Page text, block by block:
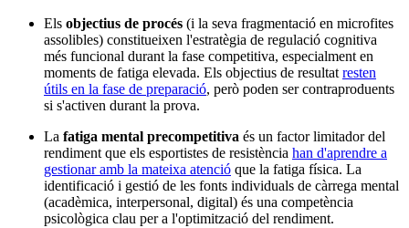
Els objectius de procés (i la seva fragmentació en microfites
assolibles) constitueixen l'estratègia de regulació cognitiva
més funcional durant la fase competitiva, especialment en
moments de fatiga elevada. Els objectius de resultat resten
útils en la fase de preparació, però poden ser contraproduents
si s'activen durant la prova.
La fatiga mental precompetitiva és un factor limitador del
rendiment que els esportistes de resistència han d'aprendre a
gestionar amb la mateixa atenció que la fatiga física. La
identificació i gestió de les fonts individuals de càrrega mental
(acadèmica, interpersonal, digital) és una competència
psicològica clau per a l'optimització del rendiment.